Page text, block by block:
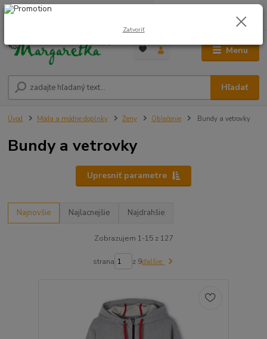
Menu
Hľadať
0948 236 042
0,00 €
Úvod Móda a módne doplnky Ženy Oblečenie Bundy a vetrovky
Bundy a vetrovky
Upresniť parametre
Najnovšie Najlacnejšie Najdrahšie
Zobrazujem 1-15 z 127
strana z 9ďalšie
Zatvoriť